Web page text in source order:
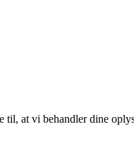
at vi behandler dine